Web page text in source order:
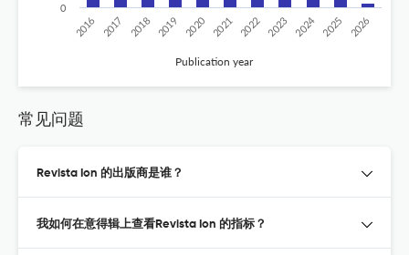
Publication year
2016 2017 2018 2019 2020 2021 2022 2023 2024 2025 2026
0
常见问题
Revista Ion 的出版商是谁？
我如何在意得辑上查看Revista Ion 的指标？